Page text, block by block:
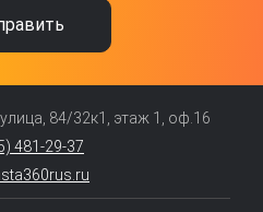
84/32к1, этаж 1, оф.16
481-29-37